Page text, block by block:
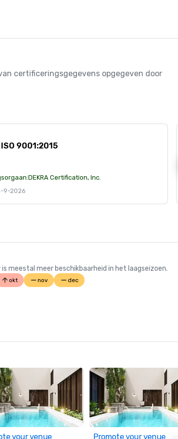
certificeringsgegevens opgegeven door
ISO 9001:2015
DEKRA Certification, Inc.
9-2026
meestal meer beschikbaarheid in het laagseizoen.
okt nov dec
your venue Promote your venue